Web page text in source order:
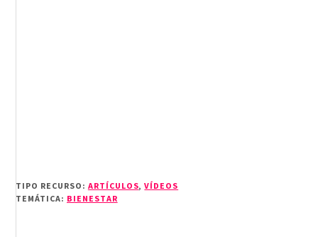
TIPO RECURSO: ARTÍCULOS,VÍDEOS
TEMÁTICA: BIENESTAR